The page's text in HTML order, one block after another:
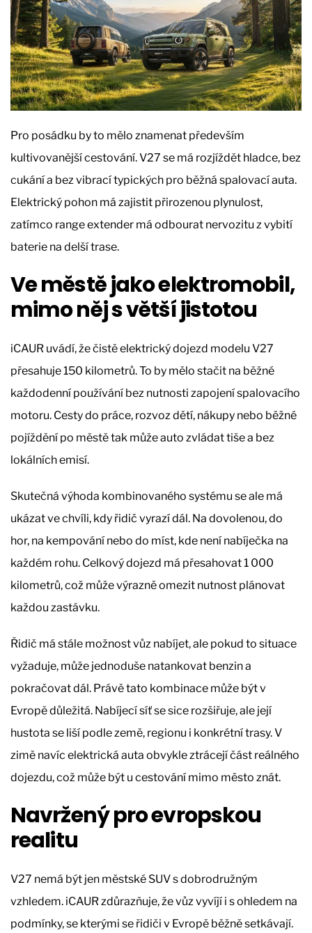
Pro posádku by to mělo znamenat především
kultivovanější cestování. V27 se má rozjíždět hladce, bez
cukání a bez vibrací typických pro běžná spalovací auta.
Elektrický pohon má zajistit přirozenou plynulost,
zatímco range extender má odbourat nervozitu z vybití
baterie na delší trase.
Ve městě jako elektromobil,
mimo něj s větší jistotou
iCAUR uvádí, že čistě elektrický dojezd modelu V27
přesahuje 150 kilometrů. To by mělo stačit na běžné
každodenní používání bez nutnosti zapojení spalovacího
motoru. Cesty do práce, rozvoz dětí, nákupy nebo běžné
pojíždění po městě tak může auto zvládat tiše a bez
lokálních emisí.
Skutečná výhoda kombinovaného systému se ale má
ukázat ve chvíli, kdy řidič vyrazí dál. Na dovolenou, do
hor, na kempování nebo do míst, kde není nabíječka na
každém rohu. Celkový dojezd má přesahovat 1 000
kilometrů, což může výrazně omezit nutnost plánovat
každou zastávku.
Řidič má stále možnost vůz nabíjet, ale pokud to situace
vyžaduje, může jednoduše natankovat benzin a
pokračovat dál. Právě tato kombinace může být v
Evropě důležitá. Nabíjecí síť se sice rozšiřuje, ale její
hustota se liší podle země, regionu i konkrétní trasy. V
zimě navíc elektrická auta obvykle ztrácejí část reálného
dojezdu, což může být u cestování mimo město znát.
Navržený pro evropskou
realitu
V27 nemá být jen městské SUV s dobrodružným
vzhledem. iCAUR zdůrazňuje, že vůz vyvíjí i s ohledem na
podmínky, se kterými se řidiči v Evropě běžně setkávají.